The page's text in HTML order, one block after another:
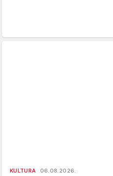
KULTURA 06.08.2026.